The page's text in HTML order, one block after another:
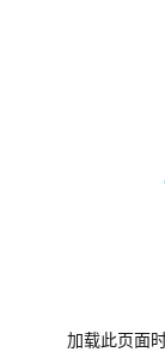
加载此页面